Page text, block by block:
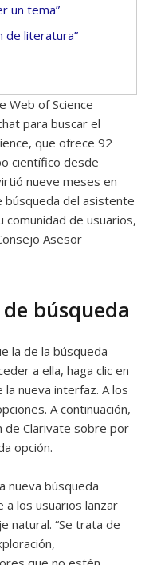
un tema”
de literatura”
Web of Science
para buscar el
que ofrece 92
científico desde
nueve meses en
búsqueda del asistente
comunidad de usuarios,
Asesor
búsqueda
la de la búsqueda
a ella, haga clic en
la nueva interfaz. A los
A continuación,
de Clarivate sobre por
opción.
nueva búsqueda
a los usuarios lanzar
natural. “Se trata de